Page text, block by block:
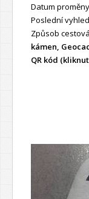
Datum
Poslední
Způsob
kámen,
QR kód